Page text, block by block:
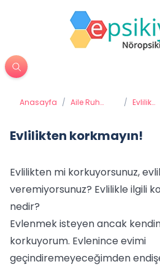
Anasayfa / Aile Ruh
/ Evlilik
Evlilikten korkmayın!
Evlilikten mi korkuyorsunuz,
veremiyorsunuz? Evlilikle ilgili
nedir?
Evlenmek isteyen ancak
korkuyorum. Evlenince evimi
geçindiremeyeceğimden